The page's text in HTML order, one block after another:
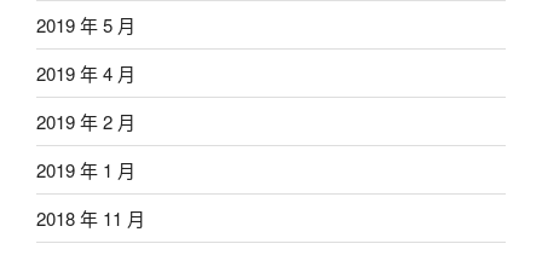
2019 年 5 月
2019 年 4 月
2019 年 2 月
2019 年 1 月
2018 年 11 月